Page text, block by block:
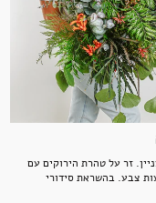
זר על טהרת הירוקים עם
צבע. בהשראת סידורי